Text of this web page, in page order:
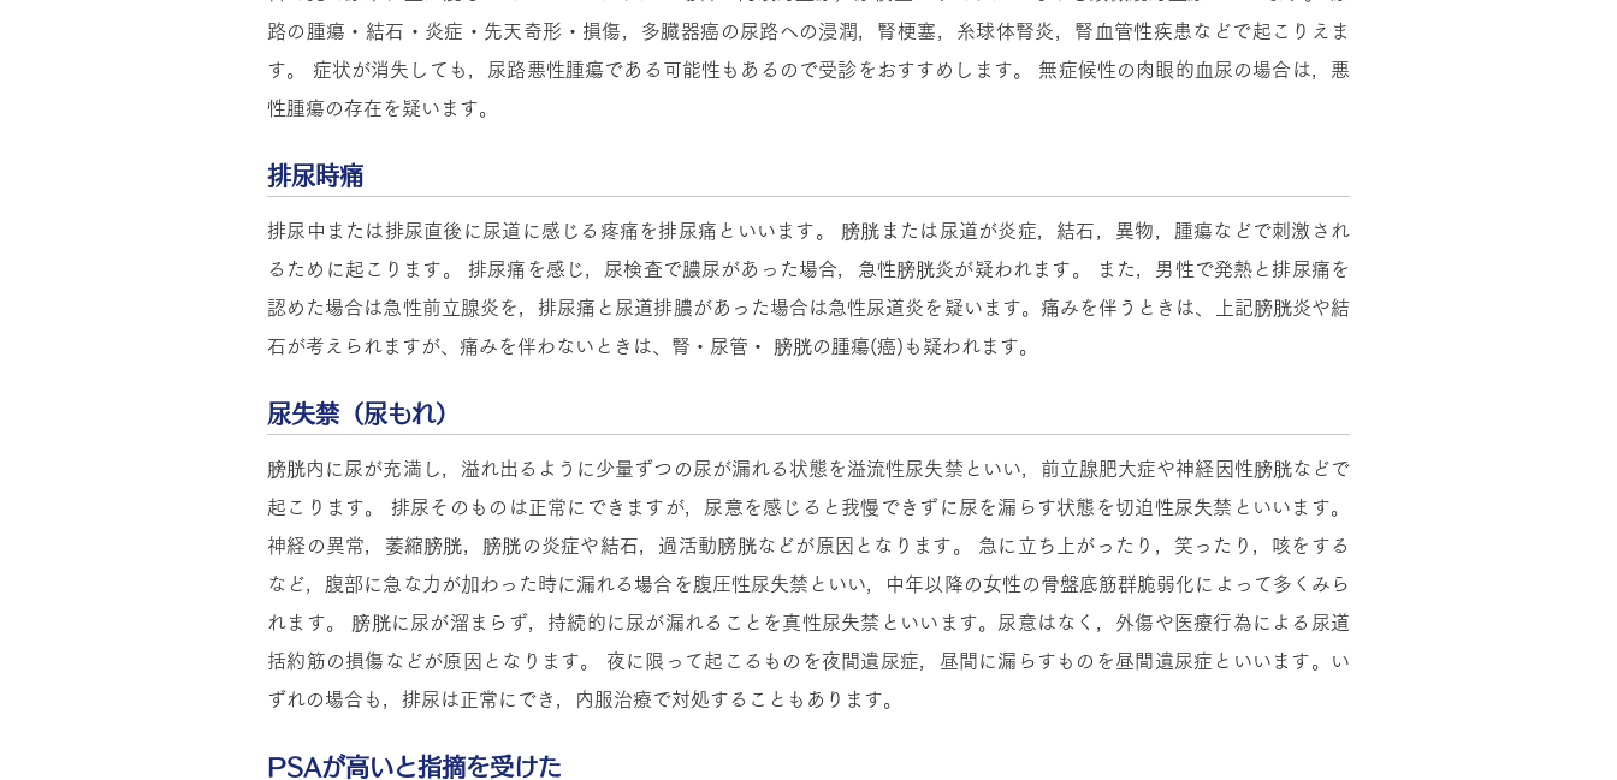
路の腫瘍・結石・炎症・先天奇形・損傷，多臓器癌の尿路への浸潤，腎梗塞，糸球体腎炎，腎血管性疾患などで起こりえま
す。 症状が消失しても，尿路悪性腫瘍である可能性もあるので受診をおすすめします。 無症候性の肉眼的血尿の場合は，悪
性腫瘍の存在を疑います。
排尿時痛
排尿中または排尿直後に尿道に感じる疼痛を排尿痛といいます。 膀胱または尿道が炎症，結石，異物，腫瘍などで刺激され
るために起こります。 排尿痛を感じ，尿検査で膿尿があった場合，急性膀胱炎が疑われます。 また，男性で発熱と排尿痛を
認めた場合は急性前立腺炎を，排尿痛と尿道排膿があった場合は急性尿道炎を疑います。痛みを伴うときは、上記膀胱炎や結
石が考えられますが、痛みを伴わないときは、腎・尿管・ 膀胱の腫瘍(癌)も疑われます。
尿失禁（尿もれ）
膀胱内に尿が充満し，溢れ出るように少量ずつの尿が漏れる状態を溢流性尿失禁といい，前立腺肥大症や神経因性膀胱などで
起こります。 排尿そのものは正常にできますが，尿意を感じると我慢できずに尿を漏らす状態を切迫性尿失禁といいます。
神経の異常，萎縮膀胱，膀胱の炎症や結石，過活動膀胱などが原因となります。 急に立ち上がったり，笑ったり，咳をする
など，腹部に急な力が加わった時に漏れる場合を腹圧性尿失禁といい，中年以降の女性の骨盤底筋群脆弱化によって多くみら
れます。 膀胱に尿が溜まらず，持続的に尿が漏れることを真性尿失禁といいます。尿意はなく，外傷や医療行為による尿道
括約筋の損傷などが原因となります。 夜に限って起こるものを夜間遺尿症，昼間に漏らすものを昼間遺尿症といいます。い
ずれの場合も，排尿は正常にでき，内服治療で対処することもあります。
PSAが高いと指摘を受けた